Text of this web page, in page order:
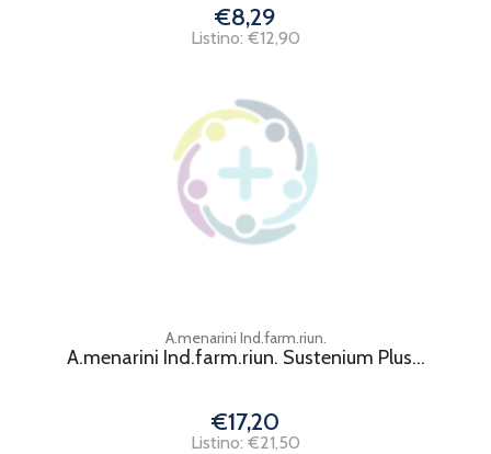
€8,29
Listino: €12,90
A.menarini Ind.farm.riun.
A.menarini Ind.farm.riun. Sustenium Plus...
€17,20
Listino: €21,50